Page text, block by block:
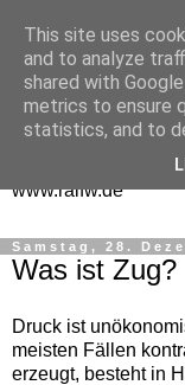
One
Spontanes und
www.ralfw.de
Samstag, 28.
Was ist Zug?
Druck ist
meisten Fällen
erzeugt, besteht in
This site uses
and to analyze
shared with
metrics to ensure
statistics, and to